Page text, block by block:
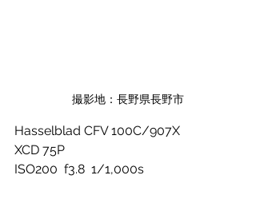
撮影地：長野県長野市
Hasselblad CFV 100C/907X
XCD 75P
ISO200  f3.8  1/1,000s